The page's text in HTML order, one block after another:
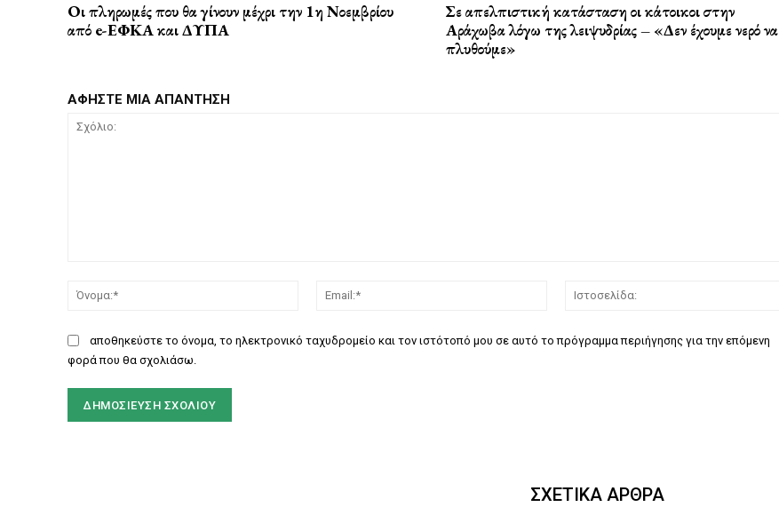
Οι πληρωμές που θα γίνουν μέχρι την 1η Νοεμβρίου
από e-ΕΦΚΑ και ΔΥΠΑ
Σε απελπιστική κατάσταση οι κάτοικοι στην
Αράχωβα λόγω της λειψυδρίας – «Δεν έχουμε νερό να
πλυθούμε»
ΑΦΗΣΤΕ ΜΙΑ ΑΠΑΝΤΗΣΗ
Όνομα:*
Email:*
αποθηκεύστε το όνομα, το ηλεκτρονικό ταχυδρομείο και τον ιστότοπό μου σε αυτό το πρόγραμμα περιήγησης για την επόμενη
φορά που θα σχολιάσω.
ΣΧΕΤΙΚΑ ΑΡΘΡΑ